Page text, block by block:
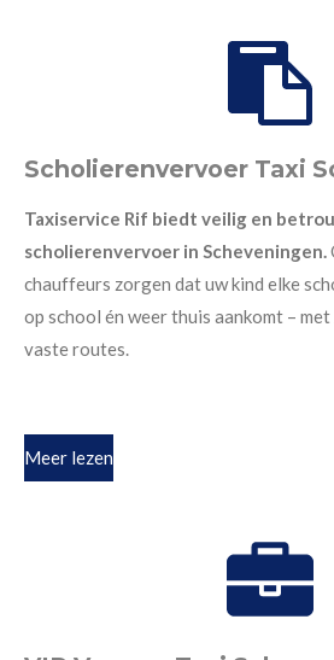
Scholierenvervoer Taxi
Taxiservice Rif biedt veilig en
scholierenvervoer in Scheveningen.
chauffeurs zorgen dat uw kind elke
op school én weer thuis aankomt –
vaste routes.
Meer lezen